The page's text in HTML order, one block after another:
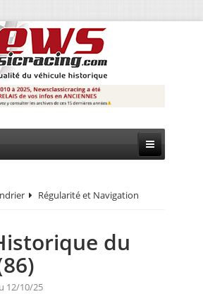
Régularité et Navigation
du
12/10/25